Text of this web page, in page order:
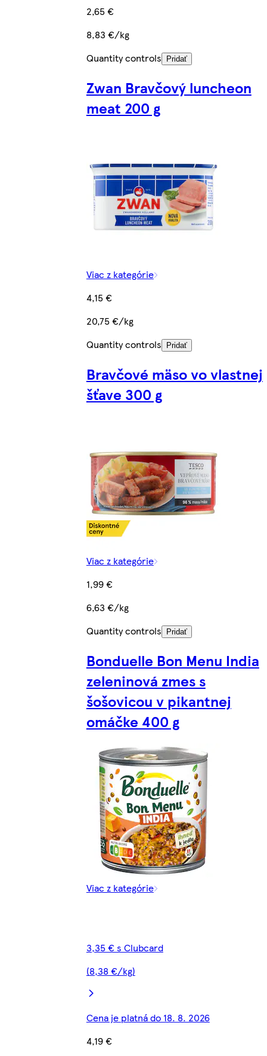
2,65 €
8,83 €/kg
Quantity controls
Pridať
Zwan Bravčový luncheon
meat 200 g
Viac z kategórie
4,15 €
20,75 €/kg
Quantity controls
Pridať
Bravčové mäso vo vlastnej
šťave 300 g
Viac z kategórie
1,99 €
6,63 €/kg
Quantity controls
Pridať
Bonduelle Bon Menu India
zeleninová zmes s
šošovicou v pikantnej
omáčke 400 g
Viac z kategórie
3,35 € s Clubcard
(8,38 €/kg)
Cena je platná do 18. 8. 2026
4,19 €